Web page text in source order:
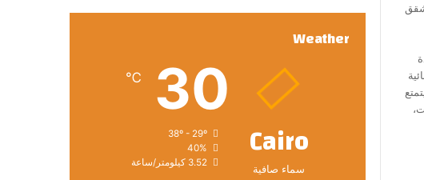
شقق
Weather
Cairo
سماء صافية
30
℃
40%
3.52 كيلومتر/ساعة